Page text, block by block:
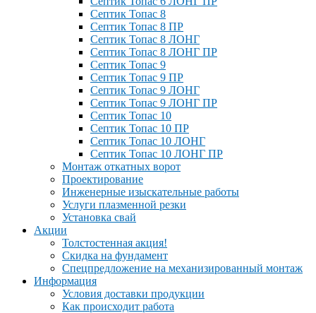
Септик Топас 8
Септик Топас 8 ПР
Септик Топас 8 ЛОНГ
Септик Топас 8 ЛОНГ ПР
Септик Топас 9
Септик Топас 9 ПР
Септик Топас 9 ЛОНГ
Септик Топас 9 ЛОНГ ПР
Септик Топас 10
Септик Топас 10 ПР
Септик Топас 10 ЛОНГ
Септик Топас 10 ЛОНГ ПР
Монтаж откатных ворот
Проектирование
Инженерные изыскательные работы
Услуги плазменной резки
Установка свай
Акции
Толстостенная акция!
Скидка на фундамент
Спецпредложение на механизированный монтаж
Информация
Условия доставки продукции
Как происходит работа